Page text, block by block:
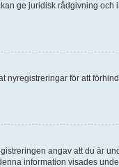
ge juridisk rådgivning och
nyregistreringar för att
angav att du är
information visades